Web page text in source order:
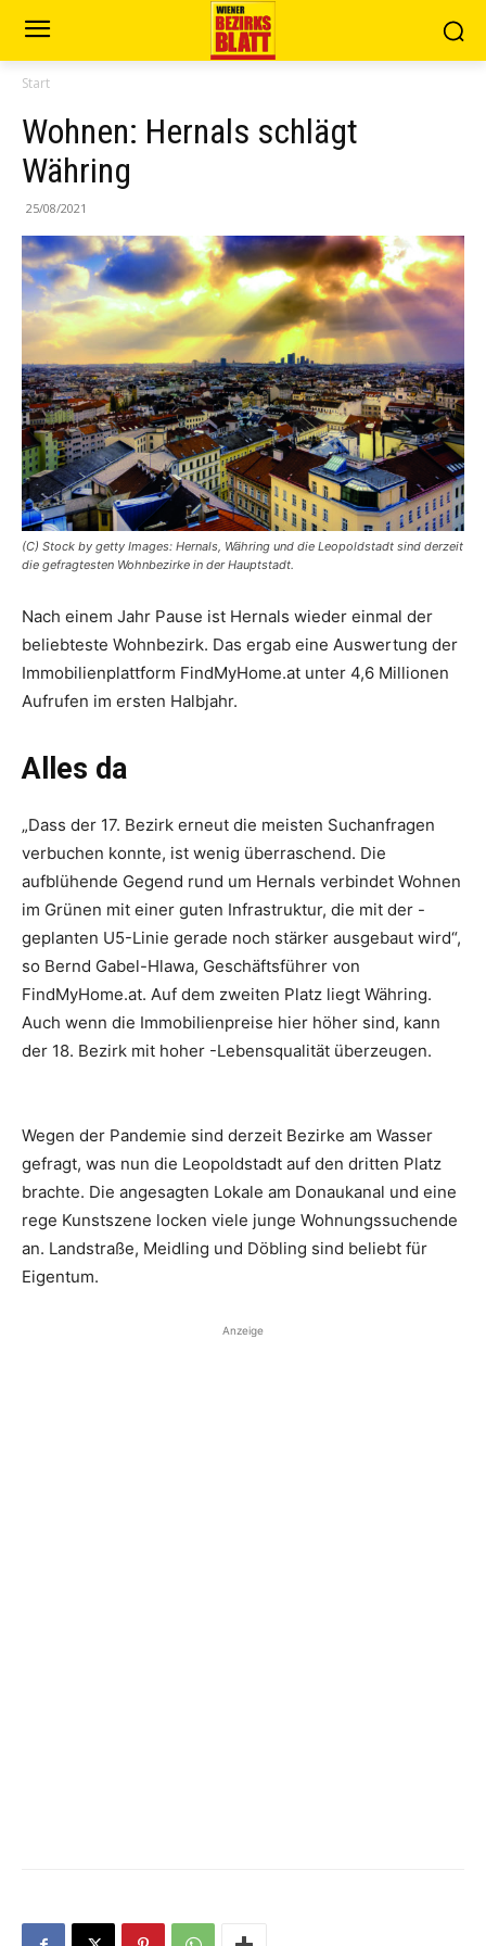
Start
Wohnen: Hernals schlägt
Währing
25/08/2021
(C) Stock by getty Images: Hernals, Währing und die Leopoldstadt sind derzeit
die gefragtesten Wohnbezirke in der Hauptstadt.
Nach einem Jahr Pause ist Hernals wieder einmal der
beliebteste Wohnbezirk. Das ergab eine Auswertung der
Immobilienplattform FindMyHome.at unter 4,6 Millionen
Aufrufen im ersten Halbjahr.
Alles da
„Dass der 17. Bezirk erneut die meisten Suchanfragen
verbuchen konnte, ist wenig überraschend. Die
aufblühende Gegend rund um Hernals verbindet Wohnen
im Grünen mit einer guten Infrastruktur, die mit der -
geplanten U5-Linie gerade noch stärker ausgebaut wird“,
so Bernd Gabel-Hlawa, Geschäftsführer von
FindMyHome.at. Auf dem zweiten Platz liegt Währing.
Auch wenn die Immobilienpreise hier höher sind, kann
der 18. Bezirk mit hoher -Lebensqualität überzeugen.
Wegen der Pandemie sind derzeit Bezirke am Wasser
gefragt, was nun die Leopoldstadt auf den dritten Platz
brachte. Die angesagten Lokale am Donaukanal und eine
rege Kunstszene locken viele junge Wohnungssuchende
an. Landstraße, Meidling und Döbling sind beliebt für
Eigentum.
Anzeige